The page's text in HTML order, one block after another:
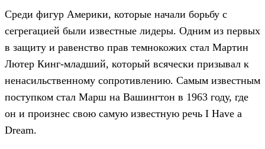
Среди фигур Америки, которые начали борьбу с
сегрегацией были известные лидеры. Одним из первых
в защиту и равенство прав темнокожих стал Мартин
Лютер Кинг-младший, который всячески призывал к
ненасильственному сопротивлению. Самым известным
поступком стал Марш на Вашингтон в 1963 году, где
он и произнес свою самую известную речь I Have a
Dream.